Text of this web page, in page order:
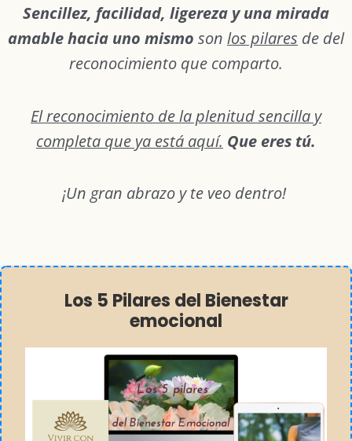
Sencillez, facilidad, ligereza y una mirada
amable hacia uno mismo son los pilares de del
reconocimiento que comparto.
El reconocimiento de la plenitud sencilla y
completa que ya está aquí. Que eres tú.
¡Un gran abrazo y te veo dentro!
Los 5 Pilares del Bienestar
emocional